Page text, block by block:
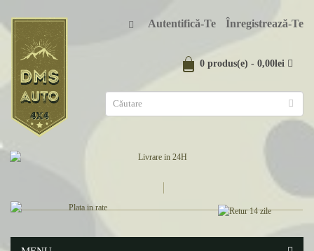
Autentifică-Te Înregistrează-Te
0 produs(e) - 0,00lei